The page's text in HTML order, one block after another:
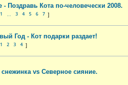
- Поздравь Кота по-человечески 2008.
1 3 4 5 6 7
Год - Кот подарки раздает!
1 2 3 4
vs Северное сияние.